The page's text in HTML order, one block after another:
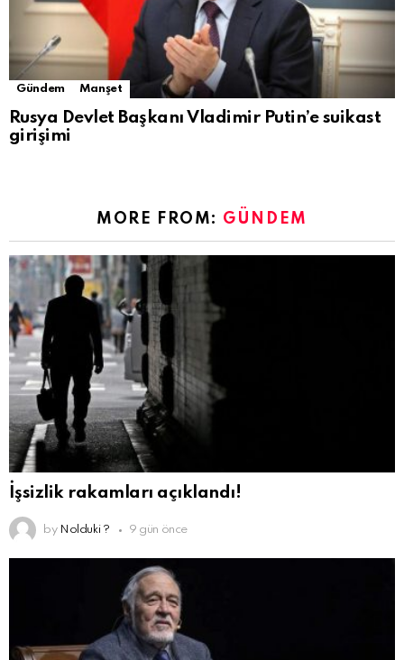
Gündem Manşet
Rusya Devlet Başkanı Vladimir Putin’e suikast
girişimi
MORE FROM: GÜNDEM
İşsizlik rakamları açıklandı!
by Nolduki ? 9 gün önce